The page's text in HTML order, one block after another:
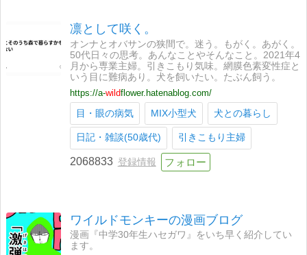
凛として咲く。
オンナとオバサンの狭間で。迷う。もがく。あがく。
50代日々の思考。あんなことやそんなこと。2021年4
月から専業主婦。引きこもり気味。網膜色素変性症と
いう目に難病あり。犬を飼いたい。たぶん飼う。
https://a-wildflower.hatenablog.com/
目・眼の病気
MIX小型犬 犬との暮らし
日記・雑談(50歳代) 引きこもり主婦
2068833 登録情報
ワイルドモンキーの漫画ブログ
漫画『中学30年生ハセガワ』をいち早く紹介してい
ます。